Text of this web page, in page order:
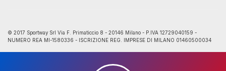
© 2017 Sportway Srl Via F. Primaticcio 8 - 20146 Milano - P.IVA 12729040159 -
NUMERO REA MI-1580336 - ISCRIZIONE REG. IMPRESE DI MILANO 01460500034